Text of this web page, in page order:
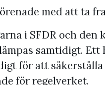
med att ta
i SFDR och
samtidigt.
för att
för regelverket.